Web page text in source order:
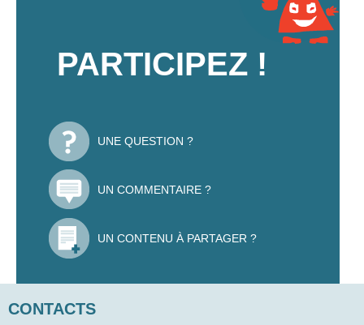
PARTICIPEZ !
UNE QUESTION ?
UN COMMENTAIRE ?
UN CONTENU À PARTAGER ?
CONTACTS